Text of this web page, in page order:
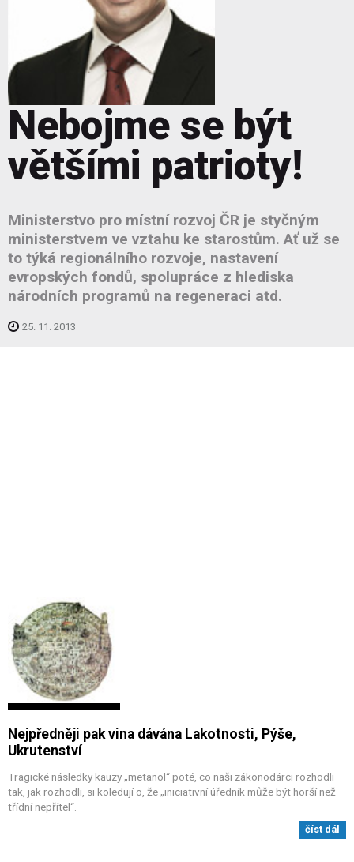
Nebojme se být
většími patrioty!
Ministerstvo pro místní rozvoj ČR je styčným
ministerstvem ve vztahu ke starostům. Ať už se
to týká regionálního rozvoje, nastavení
evropských fondů, spolupráce z hlediska
národních programů na regeneraci atd.
25. 11. 2013
Nejpředněji pak vina dávána Lakotnosti, Pýše,
Ukrutenství
Tragické následky kauzy „metanol“ poté, co naši zákonodárci rozhodli
tak, jak rozhodli, si koledují o, že „iniciativní úředník může být horší než
třídní nepřítel“.
číst dál